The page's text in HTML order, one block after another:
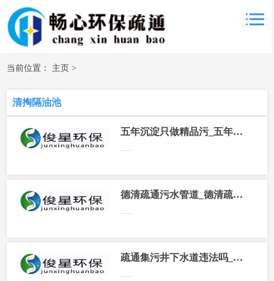
当前位置： 主页 >
清掏隔油池
五年沉淀只做精品污_五年沉淀只做精品fl4app
......
德清疏通污水管道_德清疏通污水管道电话
......
疏通集污井下水道违法吗_疏通集污井下水道违法吗怎么举报
......